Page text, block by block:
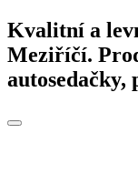
Kvalitní a
Meziříčí.
autosedačky,
Toggle